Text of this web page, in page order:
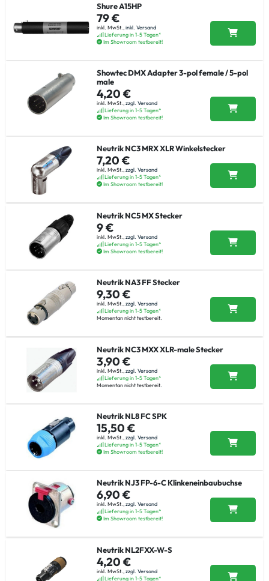
Shure A15HP
79 €
inkl. MwSt., inkl. Versand
Lieferung in 1-5 Tagen*
Im Showroom testbereit!
Showtec DMX Adapter 3-pol female / 5-pol
male
4,20 €
inkl. MwSt., zzgl. Versand
Lieferung in 1-5 Tagen*
Im Showroom testbereit!
Neutrik NC3 MRX XLR Winkelstecker
7,20 €
inkl. MwSt.,zzgl. Versand
Lieferung in 1-5 Tagen*
Im Showroom testbereit!
Neutrik NC5 MX Stecker
9 €
inkl. MwSt., zzgl. Versand
Lieferung in 1-5 Tagen*
Im Showroom testbereit!
Neutrik NA3 FF Stecker
9,30 €
inkl. MwSt., zzgl. Versand
Lieferung in 1-5 Tagen*
Momentan nicht testbereit.
Neutrik NC3 MXX XLR-male Stecker
3,90 €
inkl. MwSt., zzgl. Versand
Lieferung in 1-5 Tagen*
Momentan nicht testbereit.
Neutrik NL8 FC SPK
15,50 €
inkl. MwSt., zzgl. Versand
Lieferung in 1-5 Tagen*
Im Showroom testbereit!
Neutrik NJ3 FP-6-C Klinkeneinbaubuchse
6,90 €
inkl. MwSt.,zzgl. Versand
Lieferung in 1-5 Tagen*
Im Showroom testbereit!
Neutrik NL2FXX-W-S
4,20 €
inkl. MwSt., zzgl. Versand
Lieferung in 1-5 Tagen*